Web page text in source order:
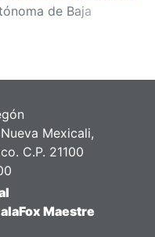
de Baja
de Contabilidad y
Mexicali,
C.P. 21100
Maestre